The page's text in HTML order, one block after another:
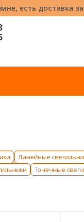
есть доставка
Линейные
Точечные